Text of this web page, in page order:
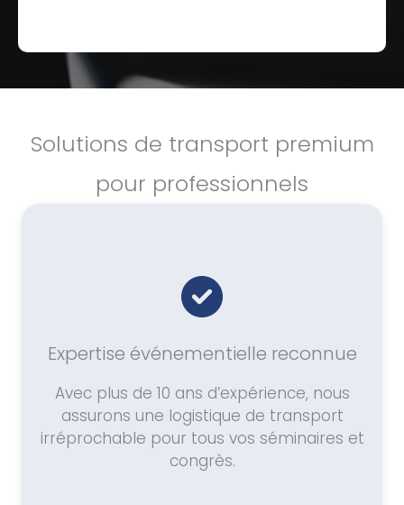
Solutions de transport premium
pour professionnels
Expertise événementielle reconnue
Avec plus de 10 ans d’expérience, nous
assurons une logistique de transport
irréprochable pour tous vos séminaires et
congrès.